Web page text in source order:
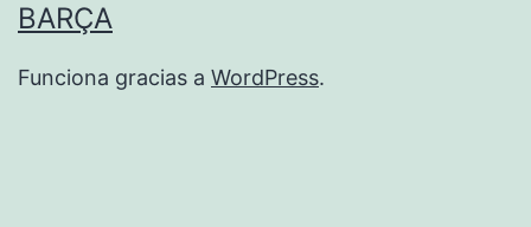
BARÇA
Funciona gracias a WordPress.